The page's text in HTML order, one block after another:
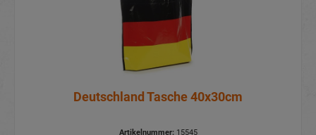
Deutschland Tasche 40x30cm
Artikelnummer:15545